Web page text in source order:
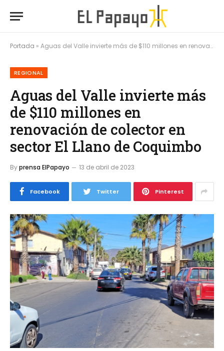
Portada » Aguas del Valle invierte más de $110 millones en renovación de colector en sector El Llano de Coquimbo
REGIONAL
Aguas del Valle invierte más
de $110 millones en
renovación de colector en
sector El Llano de Coquimbo
Byprensa ElPapayo 13 de abril de 2023
Facebook Twitter Pinterest